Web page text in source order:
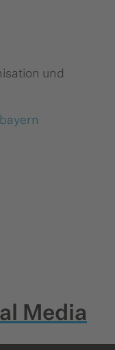
und
Media